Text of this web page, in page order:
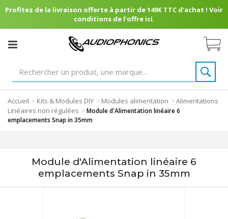
Profitez de la livraison offerte à partir de 149€ TTC d'achat ! Voir
conditions de l'offre ici.
Accueil > Kits & Modules DIY > Modules alimentation >Alimentations
Linéaires non régulées >Module d'Alimentation linéaire 6
emplacements Snap in 35mm
Module d'Alimentation linéaire 6
emplacements Snap in 35mm